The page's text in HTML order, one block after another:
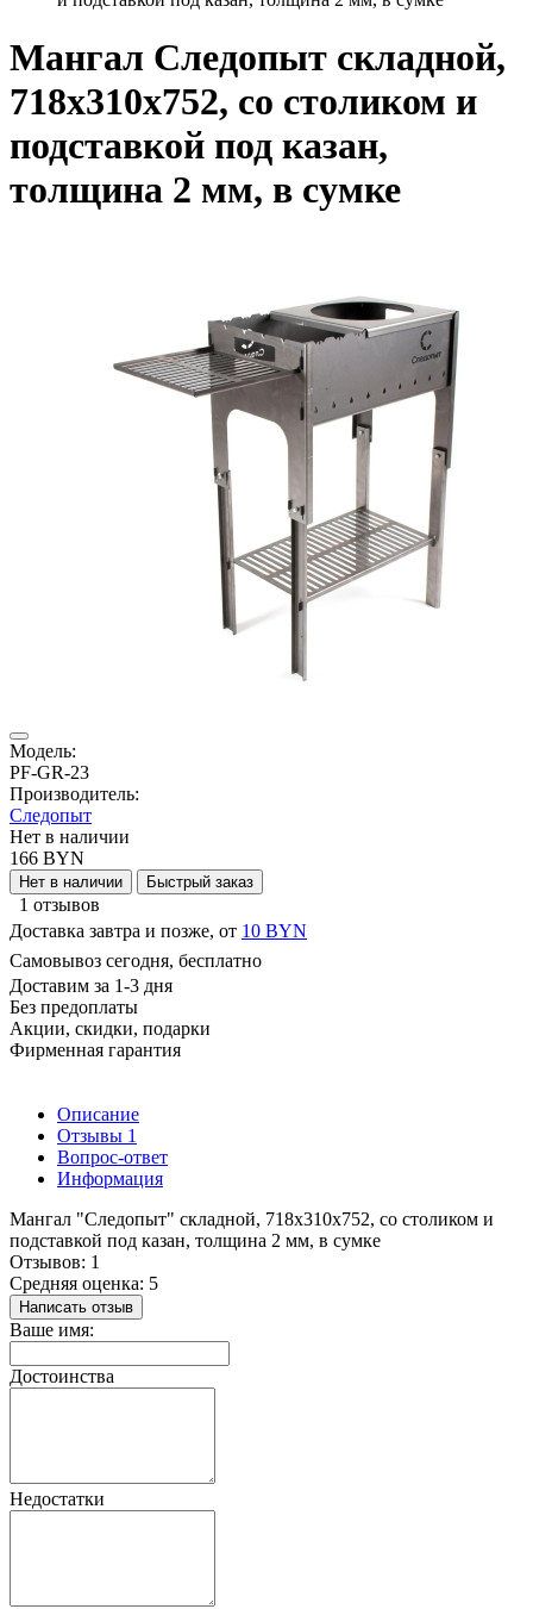
Мангал Следопыт складной,
718х310х752, со столиком и
подставкой под казан,
толщина 2 мм, в сумке
Модель:
PF-GR-23
Производитель:
Следопыт
Нет в наличии
166 BYN
Нет в наличии Быстрый заказ
1 отзывов
Доставка завтра и позже, от 10 BYN
Самовывоз сегодня, бесплатно
Доставим за 1-3 дня
Без предоплаты
Акции, скидки, подарки
Фирменная гарантия
Описание
Отзывы 1
Вопрос-ответ
Информация
Мангал "Следопыт" складной, 718х310х752, со столиком и
подставкой под казан, толщина 2 мм, в сумке
Отзывов: 1
Средняя оценка: 5
Написать отзыв
Ваше имя:
Достоинства
Недостатки